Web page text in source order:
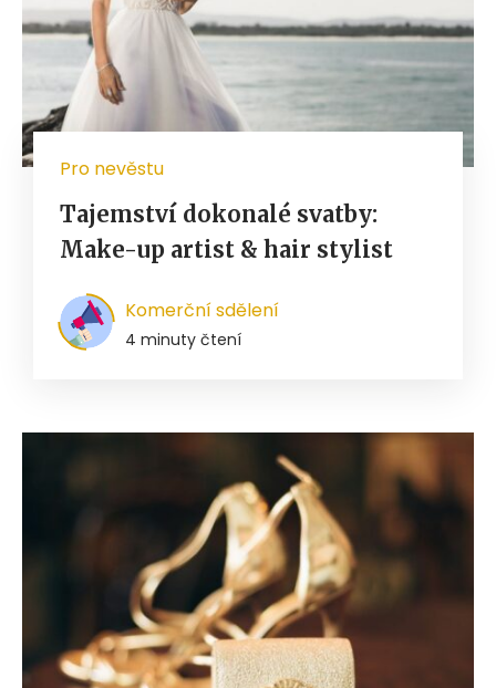
Pro nevěstu
Tajemství dokonalé svatby:
Make-up artist & hair stylist
Komerční sdělení
4 minuty čtení